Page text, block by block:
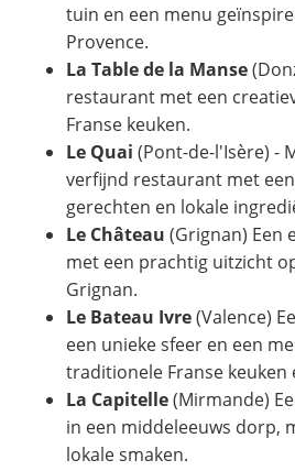
tuin en een menu
Provence.
La Table de la Manse
restaurant met een
Franse keuken.
Le Quai (Pont-de-l'Isère) -
verfijnd restaurant met
gerechten en lokale
Le Château (Grignan) Een
met een prachtig uitzicht
Grignan.
Le Bateau Ivre(Valence)
een unieke sfeer en een
traditionele Franse keuken
La Capitelle(Mirmande)
in een middeleeuws dorp,
lokale smaken.